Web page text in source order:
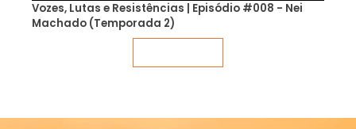
Vozes, Lutas e Resistências | Episódio #008 - Nei
Machado (Temporada 2)